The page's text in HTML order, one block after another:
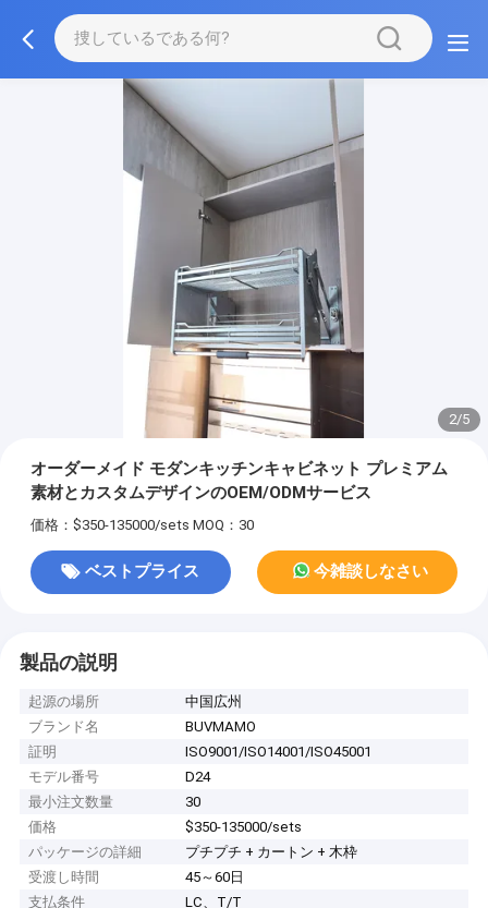
3/5
オーダーメイド モダンキッチンキャビネット プレミアム
素材とカスタムデザインのOEM/ODMサービス
価格：$350-135000/sets MOQ：30
ベストプライス 今雑談しなさい
製品の説明
起源の場所
中国広州
ブランド名
BUVMAMO
証明
ISO9001/ISO14001/ISO45001
モデル番号
D24
最小注文数量
30
価格
$350-135000/sets
パッケージの詳細
プチプチ + カートン + 木枠
受渡し時間
45～60日
支払条件
LC、T/T